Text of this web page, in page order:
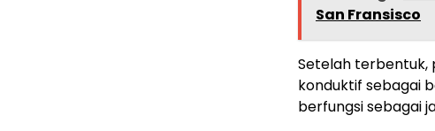
San Fransisco
Setelah terbentuk,
konduktif sebagai
berfungsi sebagai